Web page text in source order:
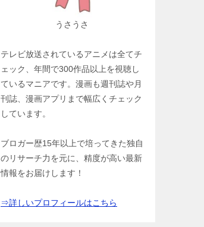
うさうさ
テレビ放送されているアニメは全てチ
ェック、年間で300作品以上を視聴し
ているマニアです。漫画も週刊誌や月
刊誌、漫画アプリまで幅広くチェック
しています。
ブロガー歴15年以上で培ってきた独自
のリサーチ力を元に、精度が高い最新
情報をお届けします！
⇒詳しいプロフィールはこちら